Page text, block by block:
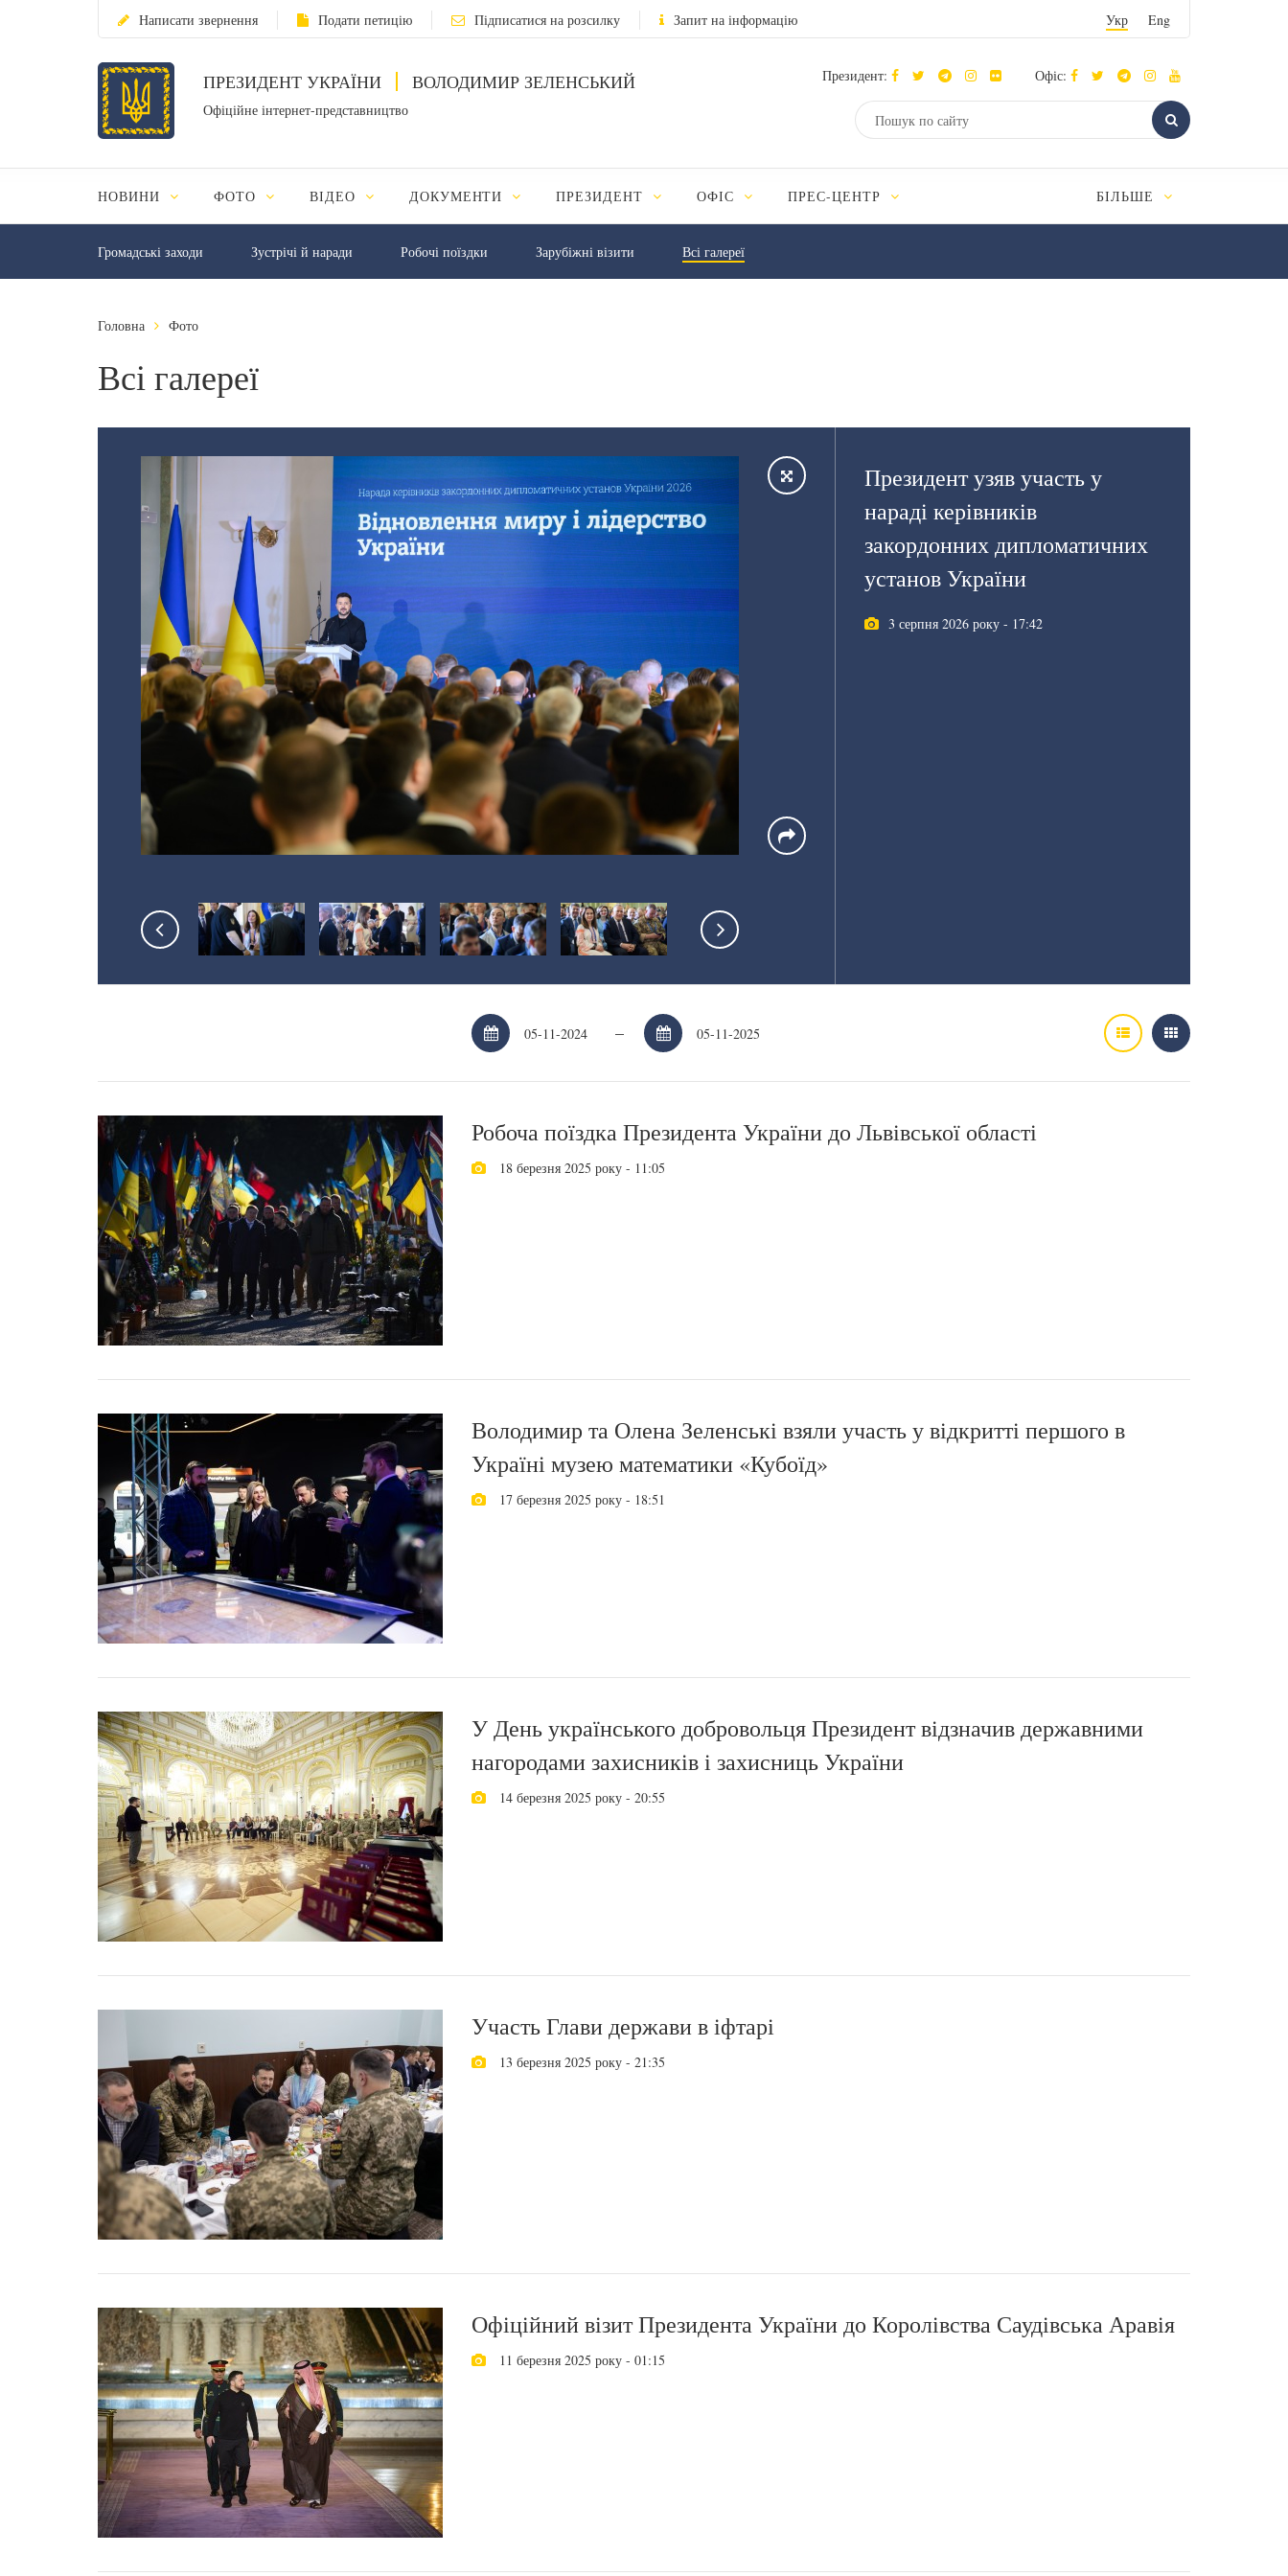
Написати звернення Подати петицію Підписатися на розсилку Запит на інформацію Укр Eng
ПРЕЗИДЕНТ УКРАЇНИ ВОЛОДИМИР ЗЕЛЕНСЬКИЙ
Офіційне інтернет-представництво
Президент: Офіс:
НОВИНИ ФОТО ВІДЕО ДОКУМЕНТИ ПРЕЗИДЕНТ ОФІС ПРЕС-ЦЕНТР БІЛЬШЕ
Громадські заходи Зустрічі й наради Робочі поїздки Зарубіжні візити Всі галереї
Головна Фото
Всі галереї
Президент узяв участь у
нараді керівників
закордонних дипломатичних
установ України
3 серпня 2026 року - 17:42
–
Робоча поїздка Президента України до Львівської області
18 березня 2025 року - 11:05
Володимир та Олена Зеленські взяли участь у відкритті першого в
Україні музею математики «Кубоїд»
17 березня 2025 року - 18:51
У День українського добровольця Президент відзначив державними
нагородами захисників і захисниць України
14 березня 2025 року - 20:55
Участь Глави держави в іфтарі
13 березня 2025 року - 21:35
Офіційний візит Президента України до Королівства Саудівська Аравія
11 березня 2025 року - 01:15